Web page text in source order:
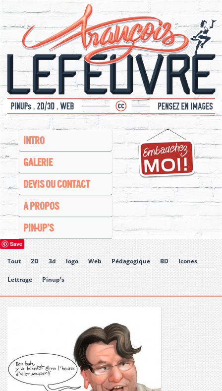
INTRO
GALERIE
DEVIS OU CONTACT
A PROPOS
PIN-UP’S
Save
Tout 2D 3d logo Web Pédagogique BD Icones
Lettrage Pinup's